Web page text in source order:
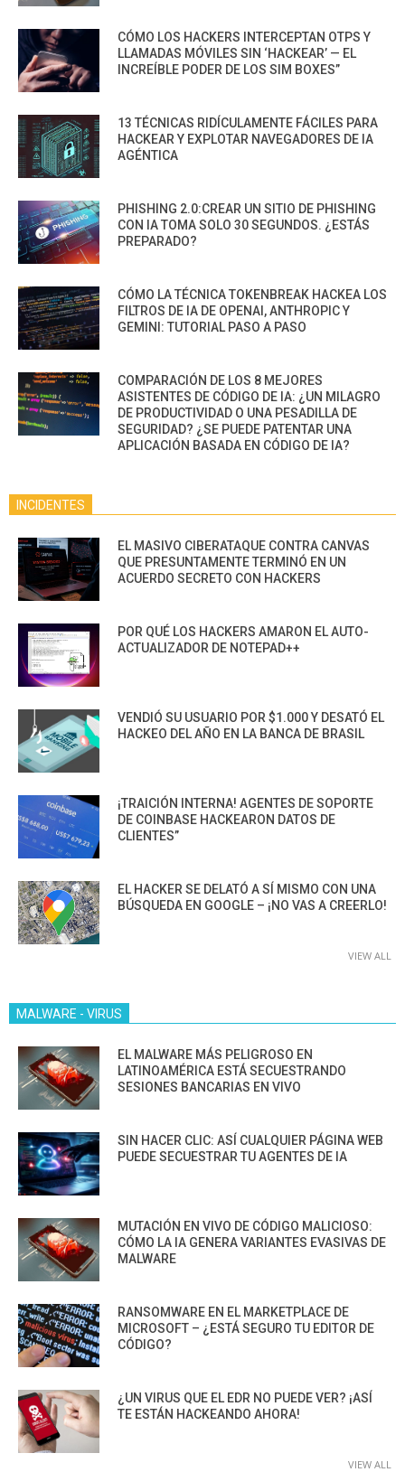
CÓMO LOS HACKERS INTERCEPTAN OTPS Y
LLAMADAS MÓVILES SIN ‘HACKEAR’ — EL
INCREÍBLE PODER DE LOS SIM BOXES”
13 TÉCNICAS RIDÍCULAMENTE FÁCILES PARA
HACKEAR Y EXPLOTAR NAVEGADORES DE IA
AGÉNTICA
PHISHING 2.0:CREAR UN SITIO DE PHISHING
CON IA TOMA SOLO 30 SEGUNDOS. ¿ESTÁS
PREPARADO?
CÓMO LA TÉCNICA TOKENBREAK HACKEA LOS
FILTROS DE IA DE OPENAI, ANTHROPIC Y
GEMINI: TUTORIAL PASO A PASO
COMPARACIÓN DE LOS 8 MEJORES
ASISTENTES DE CÓDIGO DE IA: ¿UN MILAGRO
DE PRODUCTIVIDAD O UNA PESADILLA DE
SEGURIDAD? ¿SE PUEDE PATENTAR UNA
APLICACIÓN BASADA EN CÓDIGO DE IA?
INCIDENTES
EL MASIVO CIBERATAQUE CONTRA CANVAS
QUE PRESUNTAMENTE TERMINÓ EN UN
ACUERDO SECRETO CON HACKERS
POR QUÉ LOS HACKERS AMARON EL AUTO-
ACTUALIZADOR DE NOTEPAD++
VENDIÓ SU USUARIO POR $1.000 Y DESATÓ EL
HACKEO DEL AÑO EN LA BANCA DE BRASIL
¡TRAICIÓN INTERNA! AGENTES DE SOPORTE
DE COINBASE HACKEARON DATOS DE
CLIENTES”
EL HACKER SE DELATÓ A SÍ MISMO CON UNA
BÚSQUEDA EN GOOGLE – ¡NO VAS A CREERLO!
VIEW ALL
MALWARE - VIRUS
EL MALWARE MÁS PELIGROSO EN
LATINOAMÉRICA ESTÁ SECUESTRANDO
SESIONES BANCARIAS EN VIVO
SIN HACER CLIC: ASÍ CUALQUIER PÁGINA WEB
PUEDE SECUESTRAR TU AGENTES DE IA
MUTACIÓN EN VIVO DE CÓDIGO MALICIOSO:
CÓMO LA IA GENERA VARIANTES EVASIVAS DE
MALWARE
RANSOMWARE EN EL MARKETPLACE DE
MICROSOFT – ¿ESTÁ SEGURO TU EDITOR DE
CÓDIGO?
¿UN VIRUS QUE EL EDR NO PUEDE VER? ¡ASÍ
TE ESTÁN HACKEANDO AHORA!
VIEW ALL